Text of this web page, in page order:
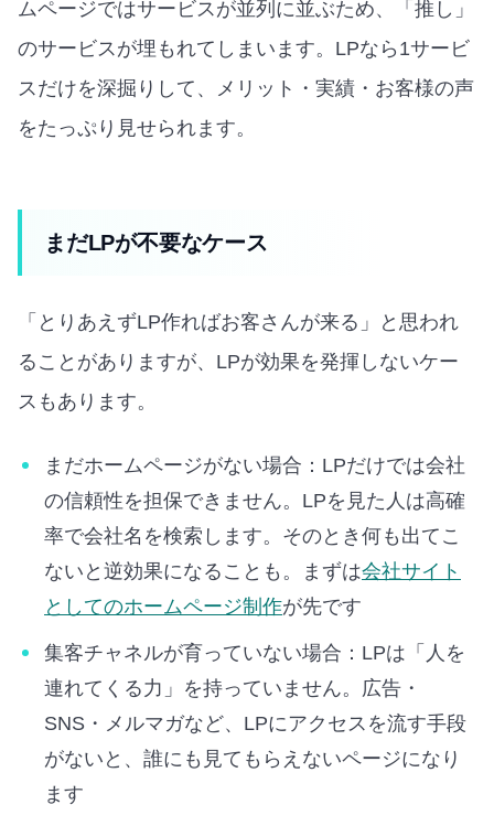
ムページではサービスが並列に並ぶため、「推し」
のサービスが埋もれてしまいます。LPなら1サービ
スだけを深掘りして、メリット・実績・お客様の声
をたっぷり見せられます。
まだLPが不要なケース
「とりあえずLP作ればお客さんが来る」と思われ
ることがありますが、LPが効果を発揮しないケー
スもあります。
まだホームページがない場合：LPだけでは会社
の信頼性を担保できません。LPを見た人は高確
率で会社名を検索します。そのとき何も出てこ
ないと逆効果になることも。まずは会社サイト
としてのホームページ制作が先です
集客チャネルが育っていない場合：LPは「人を
連れてくる力」を持っていません。広告・
SNS・メルマガなど、LPにアクセスを流す手段
がないと、誰にも見てもらえないページになり
ます